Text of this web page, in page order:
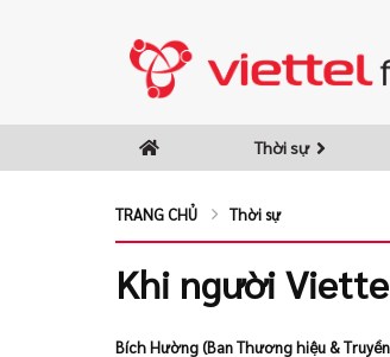
Thời sự
TRANG CHỦ Thời sự
Khi người
Bích Hường (Ban Thương hiệu &